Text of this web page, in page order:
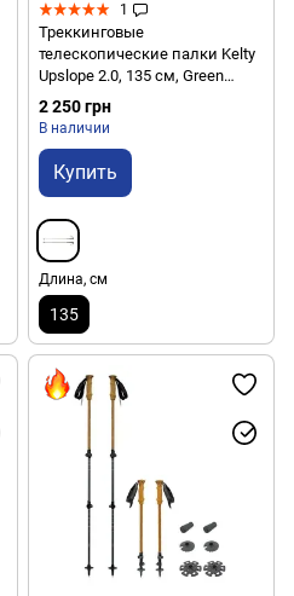
1
Треккинговые
телескопические палки Kelty
Upslope 2.0, 135 см, Green
(27680318)
2 250 грн
В наличии
Купить
Длина, см
135